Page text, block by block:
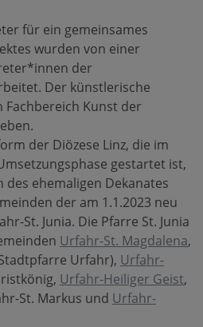
für ein gemeinsames
wurden von einer
der
Der künstlerische
Kunst der
der Diözese Linz, die im
gestartet ist,
ehemaligen Dekanates
der am 1.1.2023 neu
St. Junia. Die Pfarre St. Junia
Urfahr-St. Magdalena,
Urfahr), Urfahr-
Urfahr-Heiliger Geist,
St. Markus und Urfahr-